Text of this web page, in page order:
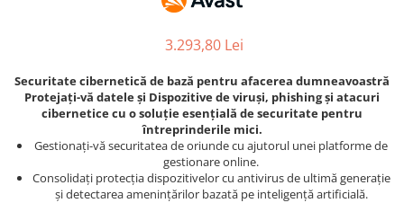
3.293,80 Lei
Securitate cibernetică de bază pentru afacerea dumneavoastră
Protejați-vă datele și Dispozitive de viruși, phishing și atacuri
cibernetice cu o soluție esențială de securitate pentru
întreprinderile mici.
Gestionați-vă securitatea de oriunde cu ajutorul unei platforme de
gestionare online.
Consolidați protecția dispozitivelor cu antivirus de ultimă generație
și detectarea amenințărilor bazată pe inteligență artificială.